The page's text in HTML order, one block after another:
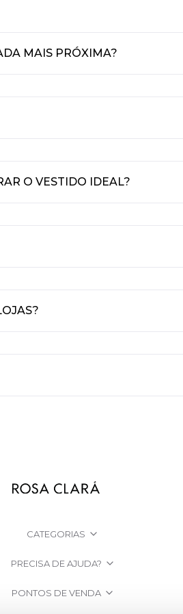
MAIS PRÓXIMA?
O VESTIDO IDEAL?
CATEGORIAS
PRECISA DE AJUDA?
PONTOS DE VENDA